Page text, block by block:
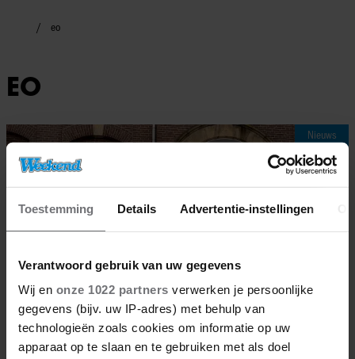
Toestemming Details Advertentie-instellingen
Verantwoord gebruik van uw gegevens
Wij en onze 1022 partners verwerken je persoonlijke
gegevens (bijv. uw IP-adres) met behulp van
technologieën zoals cookies om informatie op uw
apparaat op te slaan en te gebruiken met als doel
eo
EO
Nieuws